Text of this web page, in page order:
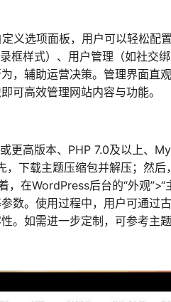
义选项面板，用户可以轻松配
框样式）、用户管理（如社交
，辅助运营决策。管理界面直
可高效管理网站内容与功能。
更高版本、PHP 7.0及以上、
下载主题压缩包并解压；然
在WordPress后台的“外观”>“
数。使用过程中，用户可通过
。如需进一步定制，可参考主题